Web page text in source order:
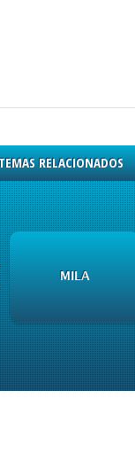
RELACIONADOS
MILA